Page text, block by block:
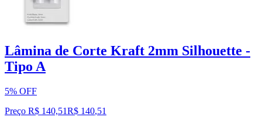
Lâmina de Corte Kraft 2mm Silhouette -
Tipo A
5% OFF
Preço R$ 140,51R$ 140,51